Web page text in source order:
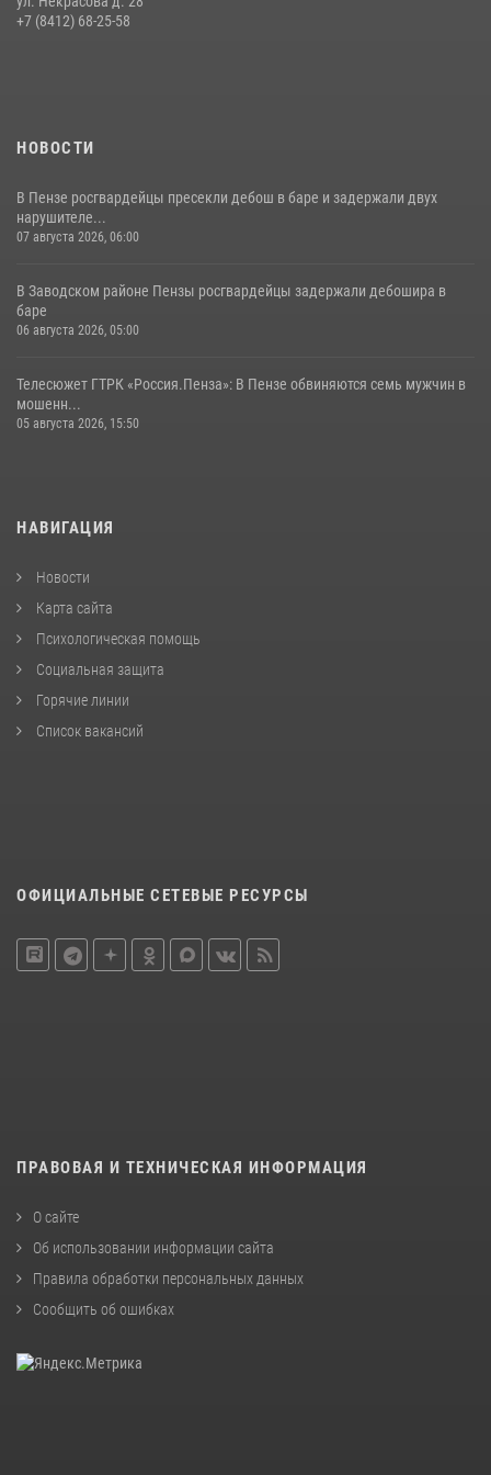
В Пензе сотрудники Росгвардии обезвредили артиллерийский
+7 (8412) 68-25-58
НОВОСТИ
В Пензе росгвардейцы пресекли дебош в баре и задержали двух
нарушителе...
07 августа 2026, 06:00
В Заводском районе Пензы росгвардейцы задержали дебошира в
баре
06 августа 2026, 05:00
Телесюжет ГТРК «Россия.Пенза»: В Пензе обвиняются семь мужчин в
мошенн...
05 августа 2026, 15:50
НАВИГАЦИЯ
Новости
Карта сайта
Психологическая помощь
Социальная защита
Горячие линии
Список вакансий
ОФИЦИАЛЬНЫЕ СЕТЕВЫЕ РЕСУРСЫ
ПРАВОВАЯ И ТЕХНИЧЕСКАЯ ИНФОРМАЦИЯ
О сайте
Об использовании информации сайта
Правила обработки персональных данных
Сообщить об ошибках